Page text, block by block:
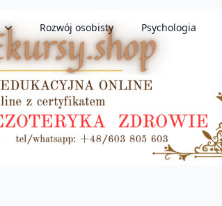
Rozwój osobisty Psychologia